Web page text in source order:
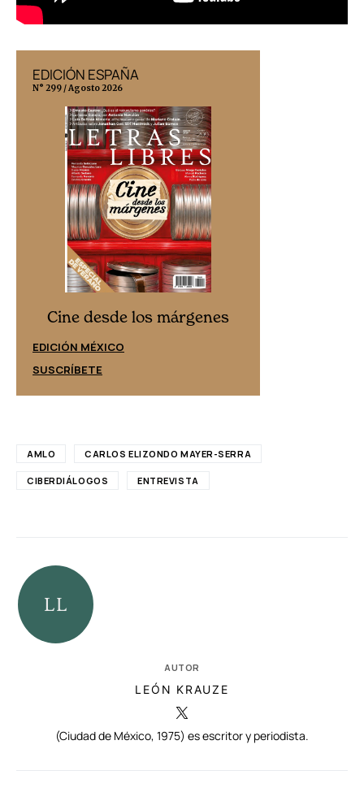
EDICIÓN ESPAÑA
N° 299 / Agosto 2026
Cine desde los márgenes
EDICIÓN MÉXICO
SUSCRÍBETE
AMLO CARLOS ELIZONDO MAYER-SERRA
CIBERDIÁLOGOS ENTREVISTA
AUTOR
LEÓN KRAUZE
(Ciudad de México, 1975) es escritor y periodista.